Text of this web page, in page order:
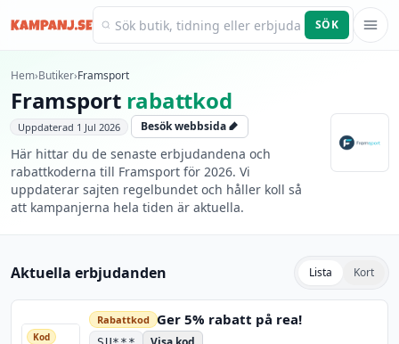
SÖK
Hem›Butiker›Framsport
Framsport rabattkod
Uppdaterad 1 Jul 2026 Besök webbsida
Här hittar du de senaste erbjudandena och
rabattkoderna till Framsport för 2026. Vi
uppdaterar sajten regelbundet och håller koll så
att kampanjerna hela tiden är aktuella.
Aktuella erbjudanden Lista Kort
Kod
Rabattkod Ger 5% rabatt på rea!